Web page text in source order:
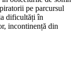
pe parcursul
dificultăți în
incontinență din